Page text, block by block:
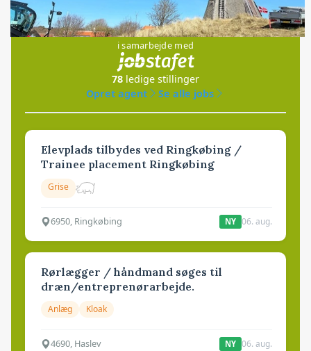
Jobs
i samarbejde med
78 ledige stillinger
Opret agent
Se alle jobs
Elevplads tilbydes ved Ringkøbing /
Trainee placement Ringkøbing
Grise
6950, Ringkøbing NY 06. aug.
Rørlægger / håndmand søges til
dræn/entreprenørarbejde.
Anlæg Kloak
4690, Haslev NY 06. aug.